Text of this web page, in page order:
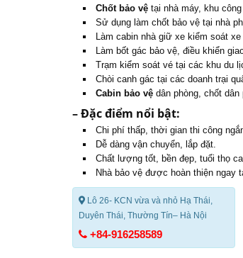
Chốt bảo vệ tại nhà máy, khu
Sử dụng làm chốt bảo vệ tại nhà
Làm cabin nhà giữ xe kiểm soát
Làm bốt gác bảo vệ, điều khiển
Trạm kiểm soát vé tại các khu du
Chòi canh gác tại các doanh trại
Cabin bảo vệ dân phòng, chốt dân
– Đặc điểm nổi bật:
Chi phí thấp, thời gian thi công
Dễ dàng vận chuyển, lắp đặt.
Chất lượng tốt, bền đẹp, tuổi thọ
Nhà bảo vệ được hoàn thiện ngay
Lô 26- KCN vừa và nhỏ Hạ Thái,
Duyên Thái, Thường Tín– Hà Nội
+84-916258589